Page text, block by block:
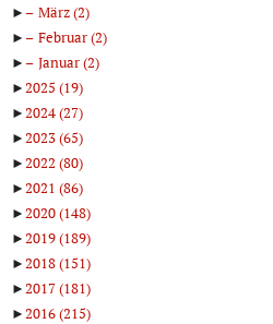
►
März(2)
►
Februar(2)
►
Januar(2)
►2025 (19)
►2024(27)
►2023(65)
►2022 (80)
►2021 (86)
►2020(148)
►2019(189)
►2018(151)
►2017(181)
►2016(215)